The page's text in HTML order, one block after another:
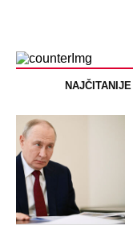
NAJČITANIJE